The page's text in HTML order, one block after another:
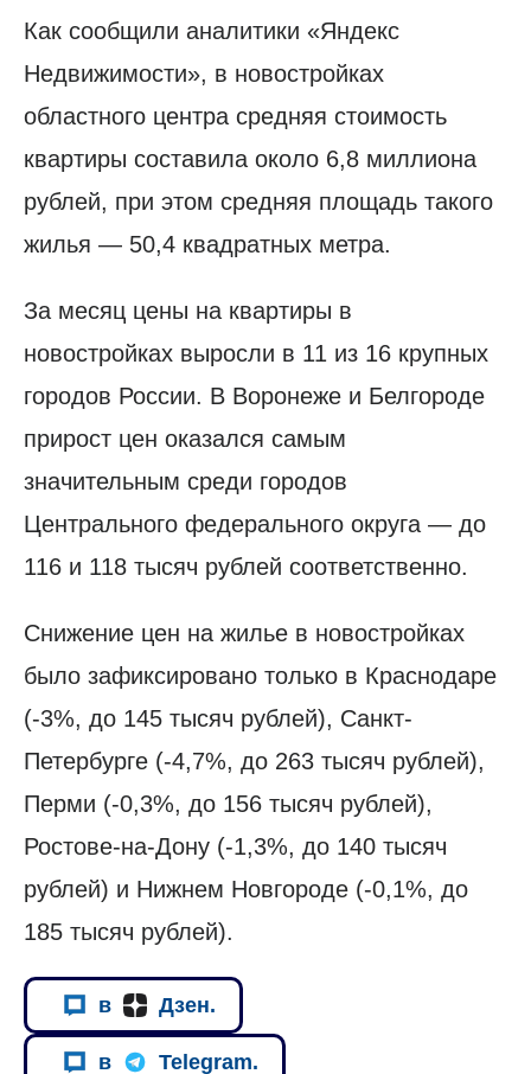
Как сообщили аналитики «Яндекс
Недвижимости», в новостройках
областного центра средняя стоимость
квартиры составила около 6,8 миллиона
рублей, при этом средняя площадь такого
жилья — 50,4 квадратных метра.
За месяц цены на квартиры в
новостройках выросли в 11 из 16 крупных
городов России. В Воронеже и Белгороде
прирост цен оказался самым
значительным среди городов
Центрального федерального округа — до
116 и 118 тысяч рублей соответственно.
Снижение цен на жилье в новостройках
было зафиксировано только в Краснодаре
(-3%, до 145 тысяч рублей), Санкт-
Петербурге (-4,7%, до 263 тысяч рублей),
Перми (-0,3%, до 156 тысяч рублей),
Ростове-на-Дону (-1,3%, до 140 тысяч
рублей) и Нижнем Новгороде (-0,1%, до
185 тысяч рублей).
в Дзен.
в Telegram.